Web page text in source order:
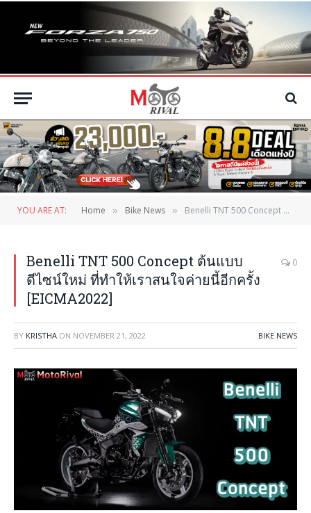
YOU ARE AT: Home » Bike News » Benelli TNT 500 Concept ต้นแบบดีไซน์ใหม่ ที่ทำให้เราสนใจค่ายนี้อีกครั้ง [EICMA2022]
Benelli TNT 500 Concept ต้นแบบ
ดีไซน์ใหม่ ที่ทำให้เราสนใจค่ายนี้อีกครั้ง
[EICMA2022]
0
BY KRISTHA ON NOVEMBER 21, 2022 BIKE NEWS